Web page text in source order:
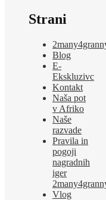
Strani
Blog
E-
Ekskluzivc
Kontakt
Naša pot
v Afriko
Naše
razvade
Pravila in
pogoji
nagradnih
iger
Vlog